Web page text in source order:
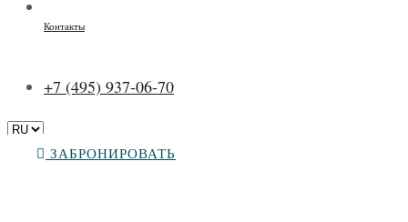
Контакты
+7 (495) 937-06-70
ЗАБРОНИРОВАТЬ